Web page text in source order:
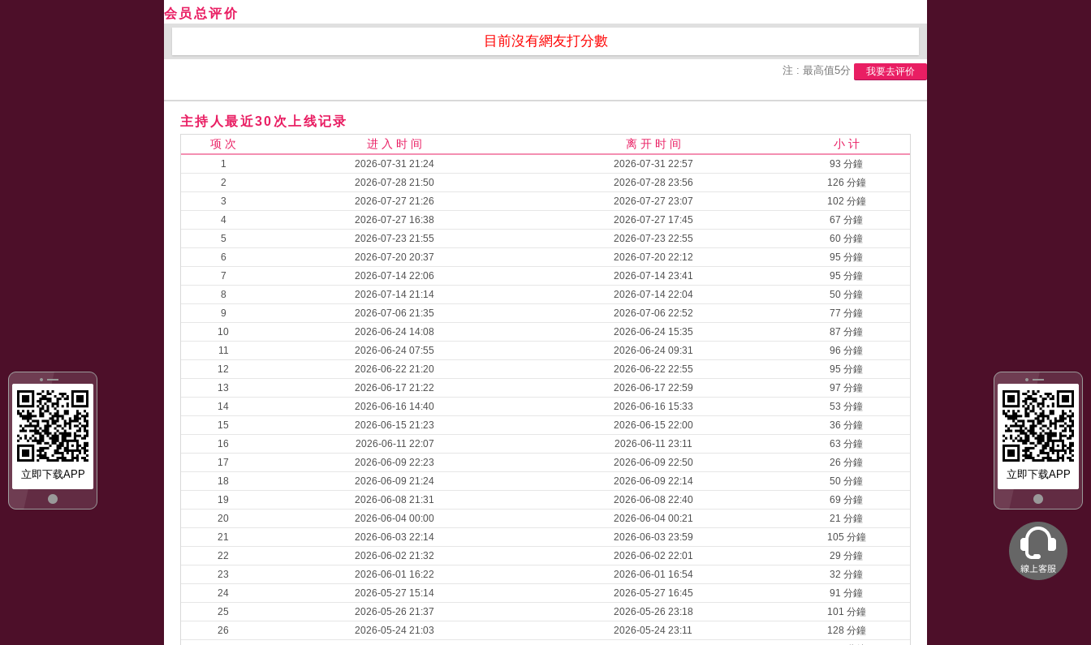
立即下载APP
立即下载APP
会员总评价
目前沒有網友打分數
注 : 最高值5分 我要去评价
主持人最近30次上线记录
项 次 进 入 时 间 离 开 时 间 小 计
1 2026-07-31 21:24 2026-07-31 22:57
93 分鐘
2
2026-07-28 21:50 2026-07-28 23:56
126 分鐘
3
2026-07-27 21:26 2026-07-27 23:07
102 分鐘
4
2026-07-27 16:38 2026-07-27 17:45
67 分鐘
5
2026-07-23 21:55 2026-07-23 22:55
60 分鐘
6
2026-07-20 20:37 2026-07-20 22:12
95 分鐘
7
2026-07-14 22:06 2026-07-14 23:41
95 分鐘
8
2026-07-14 21:14 2026-07-14 22:04
50 分鐘
9
2026-07-06 21:35 2026-07-06 22:52
77 分鐘
10
2026-06-24 14:08 2026-06-24 15:35
87 分鐘
11
2026-06-24 07:55 2026-06-24 09:31
96 分鐘
12
2026-06-22 21:20 2026-06-22 22:55
95 分鐘
13
2026-06-17 21:22 2026-06-17 22:59
97 分鐘
14
2026-06-16 14:40 2026-06-16 15:33
53 分鐘
15
2026-06-15 21:23 2026-06-15 22:00
36 分鐘
16
2026-06-11 22:07 2026-06-11 23:11
63 分鐘
17
2026-06-09 22:23 2026-06-09 22:50
26 分鐘
18
2026-06-09 21:24 2026-06-09 22:14
50 分鐘
19
2026-06-08 21:31 2026-06-08 22:40
69 分鐘
20
2026-06-04 00:00 2026-06-04 00:21
21 分鐘
21
2026-06-03 22:14 2026-06-03 23:59
105 分鐘
22
2026-06-02 21:32 2026-06-02 22:01
29 分鐘
23
2026-06-01 16:22 2026-06-01 16:54
32 分鐘
24
2026-05-27 15:14 2026-05-27 16:45
91 分鐘
25
2026-05-26 21:37 2026-05-26 23:18
101 分鐘
26
2026-05-24 21:03 2026-05-24 23:11
128 分鐘